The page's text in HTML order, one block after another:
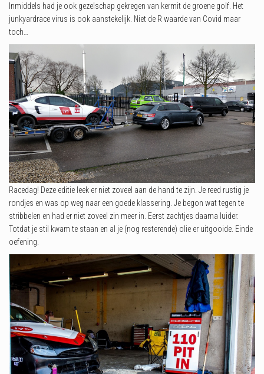
Inmiddels had je ook gezelschap gekregen van kermit de groene golf. Het
junkyardrace virus is ook aanstekelijk. Niet de R waarde van Covid maar
toch…
Racedag! Deze editie leek er niet zoveel aan de hand te zijn. Je reed rustig je
rondjes en was op weg naar een goede klassering. Je begon wat tegen te
stribbelen en had er niet zoveel zin meer in. Eerst zachtjes daarna luider.
Totdat je stil kwam te staan en al je (nog resterende) olie er uitgooide. Einde
oefening.